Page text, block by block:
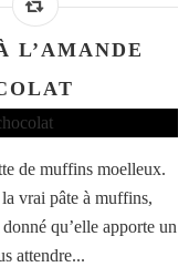
L’AMANDE
de muffins moelleux.
vrai pâte à muffins,
qu’elle apporte un
attendre...